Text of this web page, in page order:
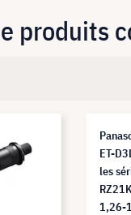
produits
ET-
les
1,26-